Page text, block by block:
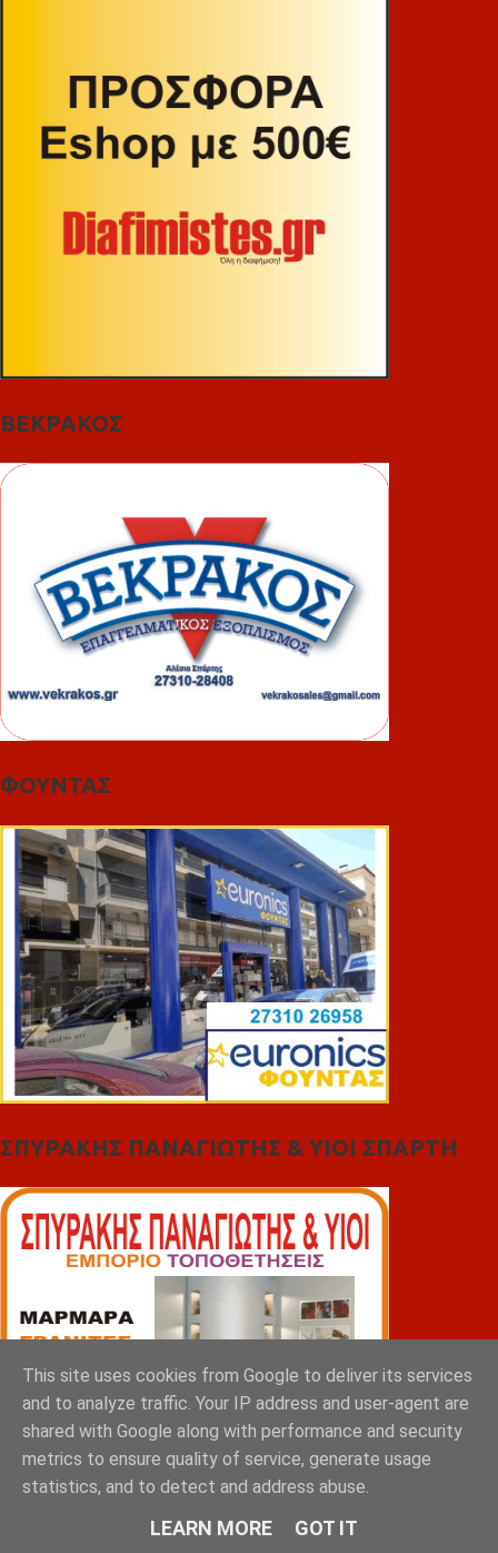
ΒΕΚΡΑΚΟΣ
ΦΟΥΝΤΑΣ
ΣΠΥΡΑΚΗΣ ΠΑΝΑΓΙΩΤΗΣ & YIOI ΣΠΑΡΤΗ
This site uses cookies from Google to deliver its services
and to analyze traffic. Your IP address and user-agent are
shared with Google along with performance and security
metrics to ensure quality of service, generate usage
statistics, and to detect and address abuse.
LEARN MORE GOT IT